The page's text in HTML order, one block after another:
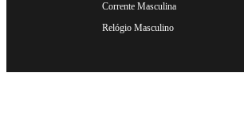
Corrente Masculina
Relógio Masculino